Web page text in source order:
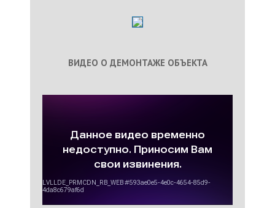
ВИДЕО О ДЕМОНТАЖЕ ОБЪЕКТА